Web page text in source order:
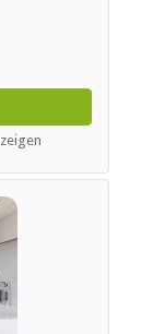
and stream
A
you
a portable
and
for your